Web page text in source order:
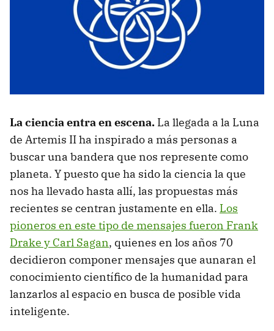
La ciencia entra en escena. La llegada a la Luna
de Artemis II ha inspirado a más personas a
buscar una bandera que nos represente como
planeta. Y puesto que ha sido la ciencia la que
nos ha llevado hasta allí, las propuestas más
recientes se centran justamente en ella. Los
pioneros en este tipo de mensajes fueron Frank
Drake y Carl Sagan, quienes en los años 70
decidieron componer mensajes que aunaran el
conocimiento científico de la humanidad para
lanzarlos al espacio en busca de posible vida
inteligente.